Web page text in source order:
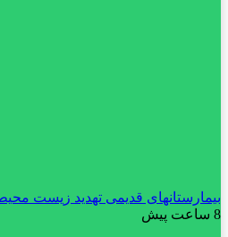
بیمارستانهای قدیمی تهدید زیست
8 ساعت پیش